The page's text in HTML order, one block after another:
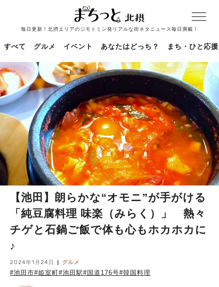
毎日更新！北摂エリアのジモトミン発リアルな街ネタニュース毎日満載！
すべて グルメ イベント あなたはどっち？ まち・ひと応援
【池田】朗らかな“オモニ”が手がける
「純豆腐料理 味楽（みらく）」 熱々
チゲと石鍋ご飯で体も心もホカホカに
♪
2024年1月24日 グルメ
#池田市#姫室町#池田駅#国道176号#韓国料理